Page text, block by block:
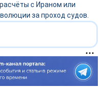
с Ираном или
за проход судов.